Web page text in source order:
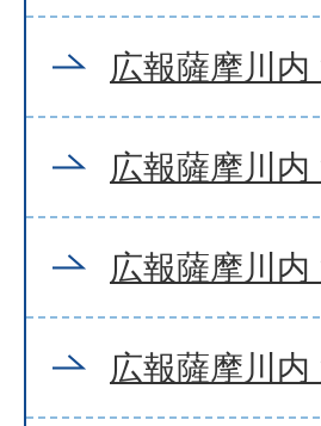
広報薩摩川
広報薩摩川
広報薩摩川
広報薩摩川